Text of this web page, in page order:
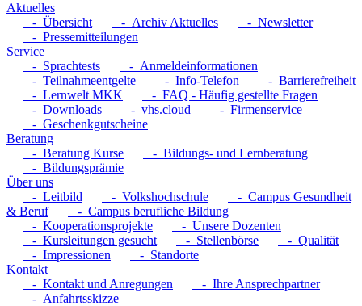
Aktuelles
- Übersicht
- Archiv Aktuelles
- Newsletter
- Pressemitteilungen
Service
- Sprachtests
- Anmeldeinformationen
- Teilnahmeentgelte
- Info-Telefon
- Barrierefreiheit
- Lernwelt MKK
- FAQ - Häufig gestellte Fragen
- Downloads
- vhs.cloud
- Firmenservice
- Geschenkgutscheine
Beratung
- Beratung Kurse
- Bildungs- und Lernberatung
- Bildungsprämie
Über uns
- Leitbild
- Volkshochschule
- Campus Gesundheit
& Beruf
- Campus berufliche Bildung
- Kooperationsprojekte
- Unsere Dozenten
- Kursleitungen gesucht
- Stellenbörse
- Qualität
- Impressionen
- Standorte
Kontakt
- Kontakt und Anregungen
- Ihre Ansprechpartner
- Anfahrtsskizze